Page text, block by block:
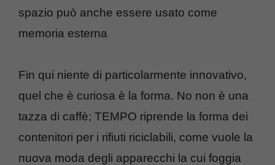
spazio può anche essere usato come
memoria esterna
Fin qui niente di particolarmente innovativo,
quel che è curiosa è la forma. No non è una
tazza di caffè; TEMPO riprende la forma dei
contenitori per i rifiuti riciclabili, come vuole la
nuova moda degli apparecchi la cui foggia